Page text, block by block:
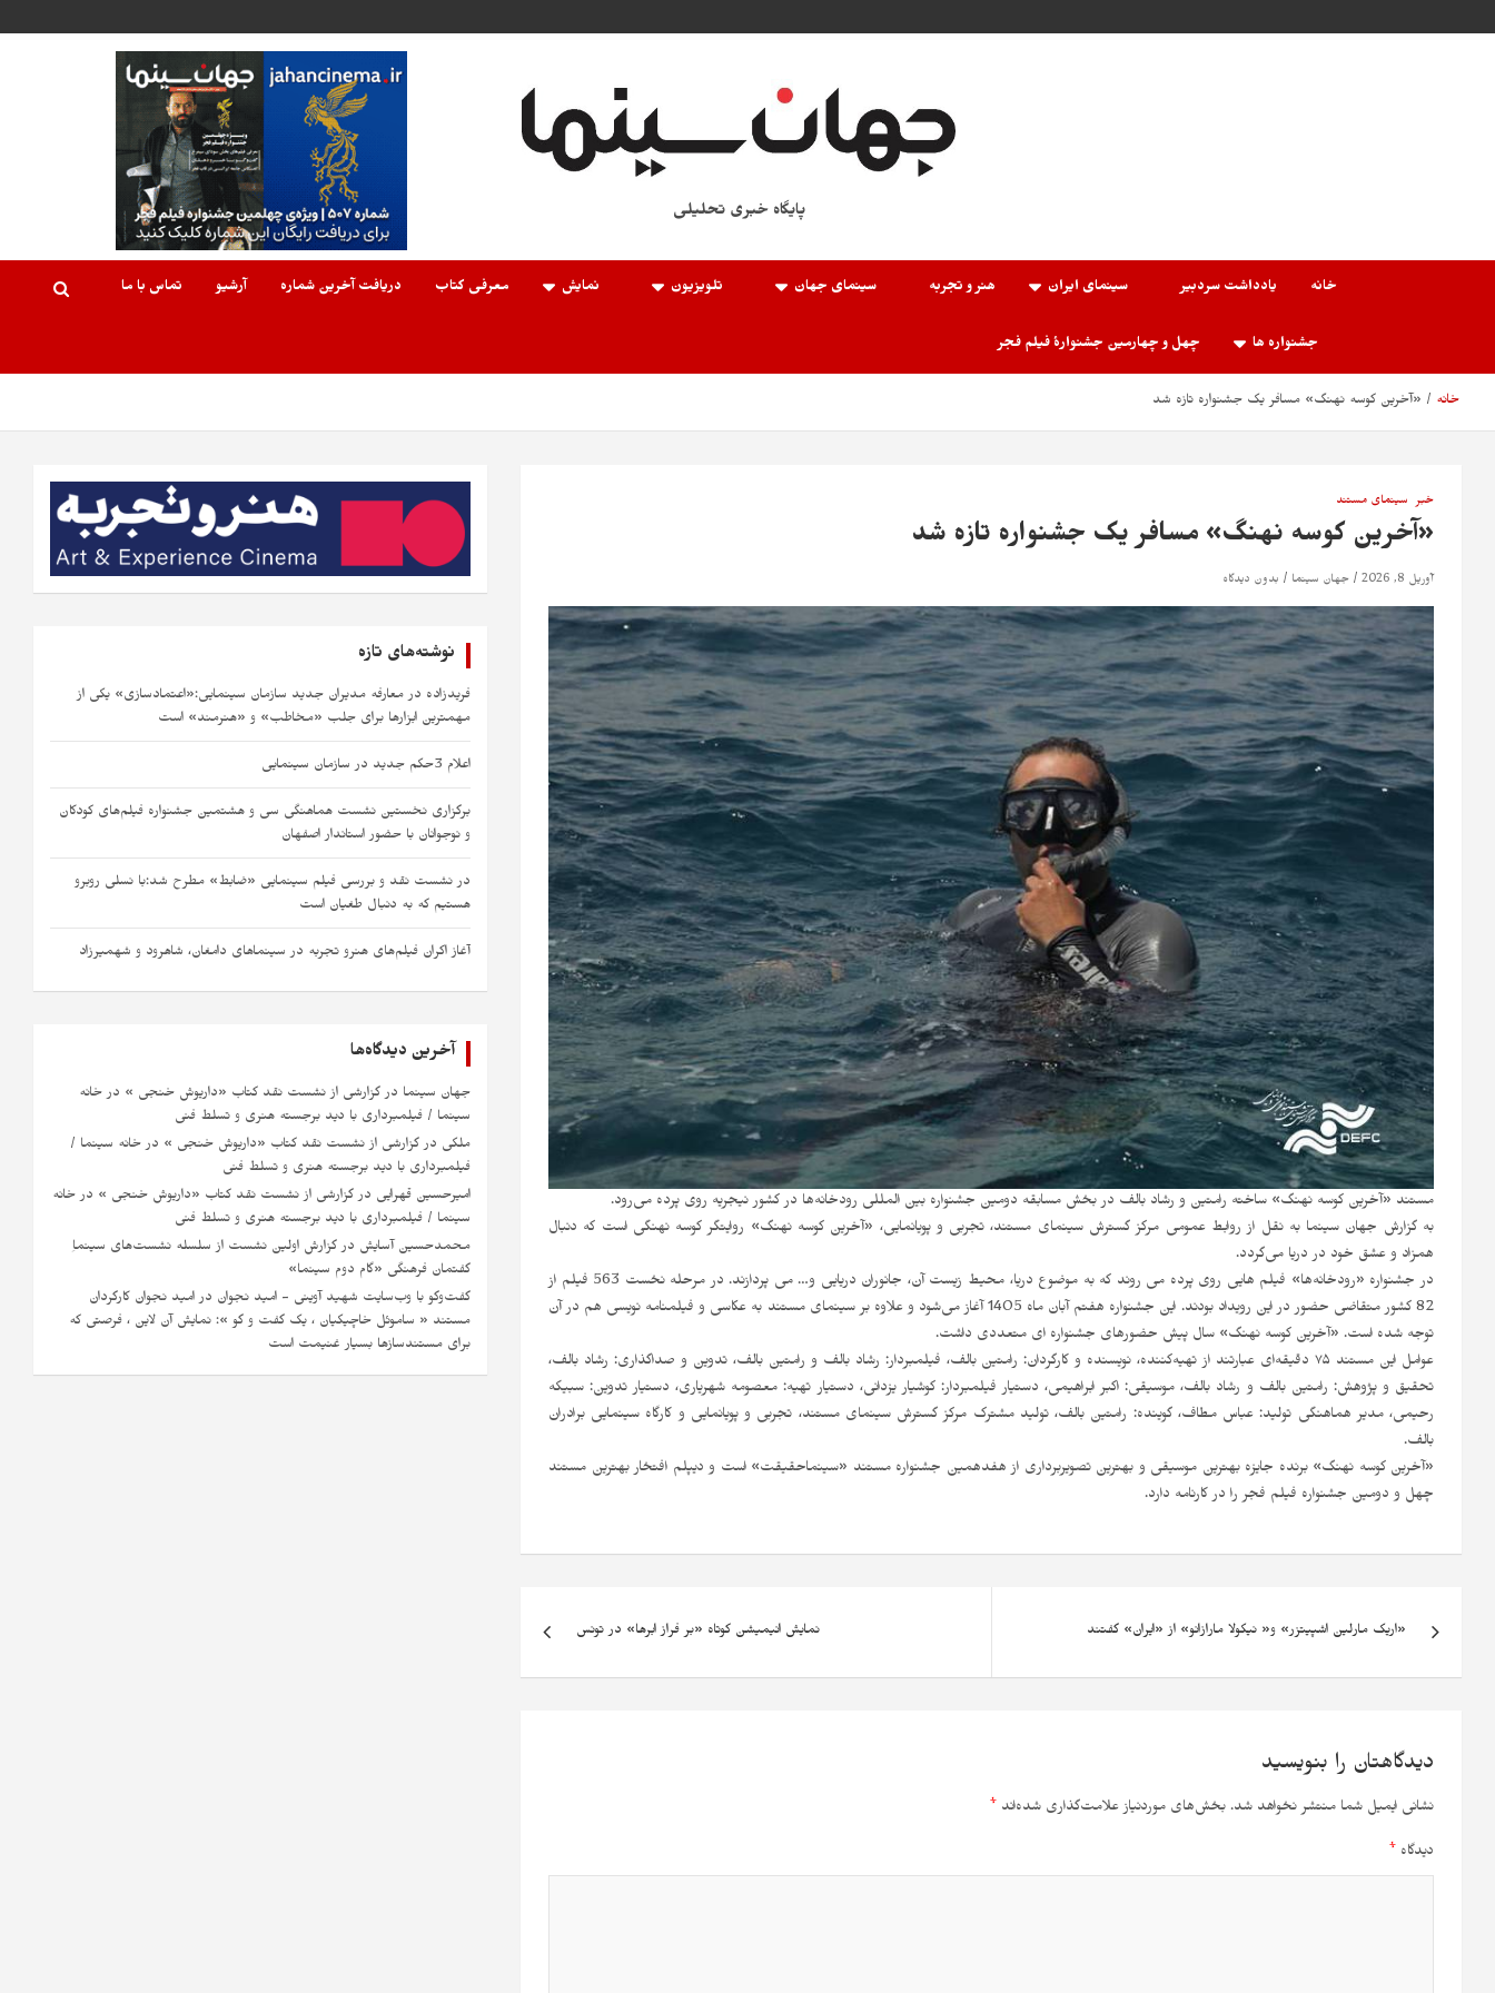
پایگاه خبری تحلیلی
خانه یادداشت سردبیر سینمای ایران هنر و تجربه سینمای جهان تلویزیون نمایش معرفی کتاب دریافت آخرین شماره آرشیو تماس با ما
جشنواره ها چهل و چهارمین جشنوارۀ فیلم فجر
خانه «آخرین کوسه نهنگ» مسافر یک جشنواره تازه شد
خبر سینمای مستند
«آخرین کوسه نهنگ» مسافر یک جشنواره تازه شد
آوریل 8, 2026 جهان سینما بدون دیدگاه
مستند «آخرین کوسه نهنگ» ساخته رامتین و رشاد بالف در بخش مسابقه دومین جشنواره بین المللی رودخانه‌ها در کشور نیجریه روی پرده می‌رود.
به گزارش جهان سینما به نقل از روابط عمومی مرکز گسترش سینمای مستند، تجربی و پویانمایی، «آخرین کوسه نهنگ» روایتگر کوسه نهنگی است که دنبال
همزاد و عشق خود در دریا می‌گردد.
در جشنواره «رودخانه‌ها» فیلم هایی روی پرده می روند که به موضوع دریا، محیط زیست آن، جانوران دریایی و… می پردازند. در مرحله نخست 563 فیلم از
82 کشور متقاضی حضور در این رویداد بودند. این جشنواره هفتم آبان ماه 1405 آغاز می‌شود و علاوه بر سینمای مستند به عکاسی و فیلمنامه نویسی هم در آن
توجه شده است. «آخرین کوسه نهنگ» سال پیش حضورهای جشنواره ای متعددی داشت.
عوامل این مستند ۷۵ دقیقه‌ای عبارتند از تهیه‌کننده، نویسنده و کارگردان: رامتین بالف، فیلمبردار: رشاد بالف و رامتین بالف، تدوین و صداگذاری: رشاد بالف،
تحقیق و پژوهش: رامتین بالف و رشاد بالف، موسیقی: اکبر ابراهیمی، دستیار فیلمبردار: کوشیار یزدانی، دستیار تهیه: معصومه شهریاری، دستیار تدوین: سبیکه
رحیمی، مدیر هماهنگی تولید: عباس مطاف، گوینده: رامتین بالف، تولید مشترک مرکز گسترش سینمای مستند، تجربی و پویانمایی و کارگاه سینمایی برادران
بالف.
«آخرین کوسه نهنگ» برنده جایزه بهترین موسیقی و بهترین تصویربرداری از هفدهمین جشنواره مستند «سینماحقیقت» است و دیپلم افتخار بهترین مستند
چهل و دومین جشنواره فیلم فجر را در کارنامه دارد.
نمایش انیمیشن کوتاه «بر فراز ابرها» در تونس «اریک مارلین اشپیتزر» و« نیکولا مارازانو» از «ایران» گفتند
دیدگاهتان را بنویسید
نشانی ایمیل شما منتشر نخواهد شد. بخش‌های موردنیاز علامت‌گذاری شده‌اند *
دیدگاه *
نوشته‌های تازه
فریدزاده در معارفه مدیران جدید سازمان سینمایی:«اعتمادسازی» یکی از
مهمترین ابزارها برای جلب «مخاطب» و «هنرمند» است​ ​
اعلام 3حکم جدید در سازمان سینمایی
برگزاری نخستین نشست هماهنگی سی‌ و هشتمین جشنواره فیلم‌های کودکان
و نوجوانان با حضور استاندار اصفهان
در نشست نقد و بررسی فیلم سینمایی «ضابط» مطرح شد:با نسلی روبرو
هستیم که به دنبال طغیان است
آغاز اکران فیلم‌های هنرو تجربه در سینماهای دامغان، شاهرود و شهمیرزاد
آخرین دیدگاه‌ها
جهان سینما در گزارشی از نشست نقد کتاب «داریوش خنجی » در خانه
سینما / فیلمبرداری با دید برجسته هنری و تسلط فنی
ملکی در گزارشی از نشست نقد کتاب «داریوش خنجی » در خانه سینما /
فیلمبرداری با دید برجسته هنری و تسلط فنی
امیرحسین قهرایی در گزارشی از نشست نقد کتاب «داریوش خنجی » در خانه
سینما / فیلمبرداری با دید برجسته هنری و تسلط فنی
محمدحسین آسایش در گزارش اولین نشست از سلسله نشست‌های سینماِ
گفتمان فرهنگی «گام دوم سینما»
گفت‌وگو با وب‌سایت شهید آوینی - امید نجوان در امید نجوان کارگردان
مستند « ساموئل خاچیکیان ، یک گفت و گو »: نمایش آن لاین ، فرصتی که
برای مستندسازها بسیار غنیمت است